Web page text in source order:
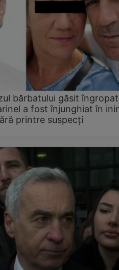
bărbatului găsit
a fost înjunghiat în
printre suspecți